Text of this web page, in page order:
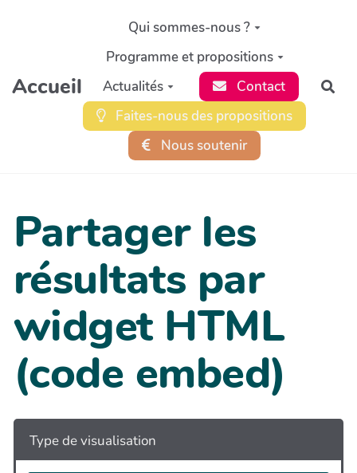
Aller au contenu principal
Accueil
Qui sommes-nous ?
Programme et propositions
Actualités
Contact
Faites-nous des propositions
Nous soutenir
Partager les
résultats par
widget HTML
(code embed)
Type de visualisation